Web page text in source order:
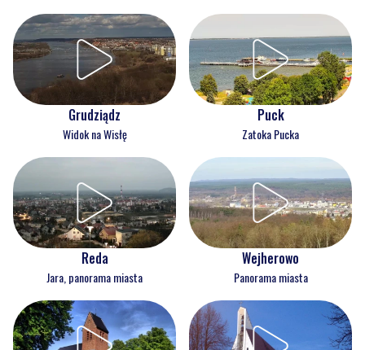
Grudziądz
Widok na Wisłę
Puck
Zatoka Pucka
Reda
Jara, panorama miasta
Wejherowo
Panorama miasta